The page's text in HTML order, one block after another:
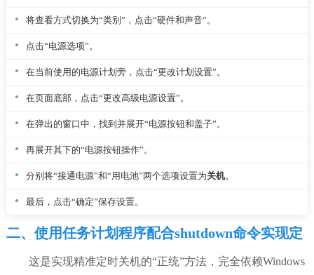
将查看方式切换为“类别”，点击“硬件和声音”。
点击“电源选项”。
在当前使用的电源计划旁，点击“更改计划设置”。
在页面底部，点击“更改高级电源设置”。
在弹出的窗口中，找到并展开“电源按钮和盖子”。
再展开其下的“电源按钮操作”。
分别将“接通电源”和“用电池”两个选项设置为关机。
最后，点击“确定”保存设置。
二、使用任务计划程序配合shutdown命令实现定
这是实现精准定时关机的“正统”方法，完全依赖Windows